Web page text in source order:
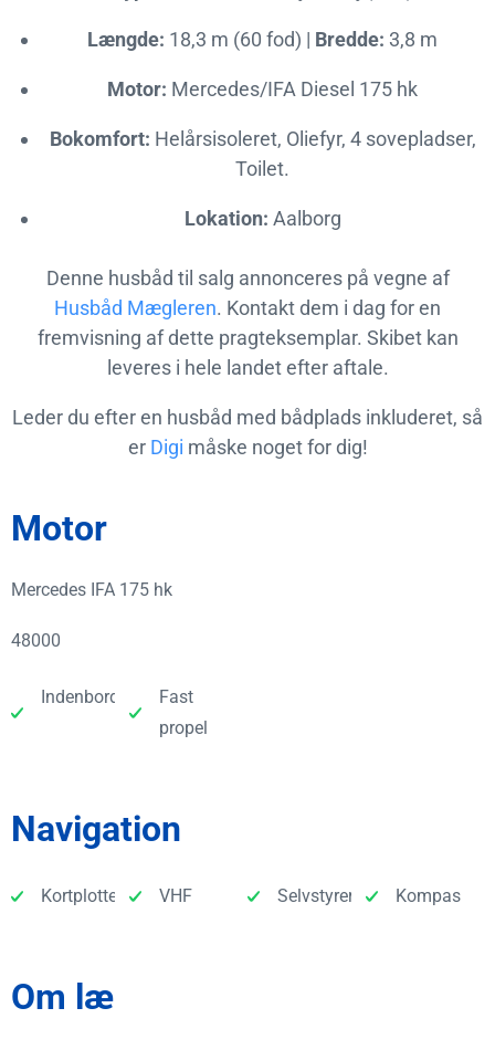
Længde: 18,3 m (60 fod) | Bredde: 3,8 m
Motor: Mercedes/IFA Diesel 175 hk
Bokomfort: Helårsisoleret, Oliefyr, 4 sovepladser,
Toilet.
Lokation: Aalborg
Denne husbåd til salg annonceres på vegne af
Husbåd Mægleren. Kontakt dem i dag for en
fremvisning af dette pragteksemplar. Skibet kan
leveres i hele landet efter aftale.
Leder du efter en husbåd med bådplads inkluderet, så
er Digi måske noget for dig!
Motor
Mercedes IFA 175 hk
48000
IndenbordsmotorFast
propel
Navigation
Kortplotter VHF Selvstyrer Kompas
Om læ